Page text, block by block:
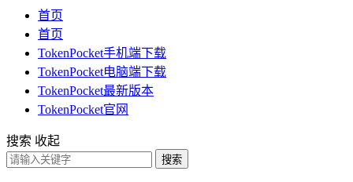
首页
首页
TokenPocket手机端下载
TokenPocket电脑端下载
TokenPocket最新版本
TokenPocket官网
搜索 收起
搜索